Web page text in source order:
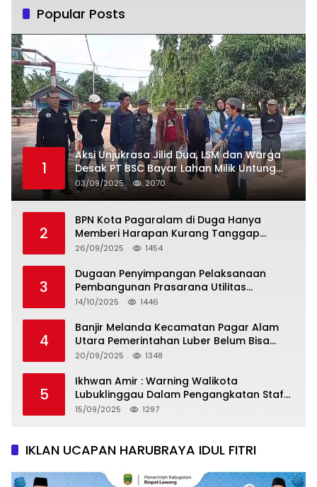
Popular Posts
1
Aksi Unjukrasa Jilid Dua, LSM dan Warga
Desak PT BSC Bayar Lahan Milik Untung
Suropati
03/09/2025 2070
2
BPN Kota Pagaralam di Duga Hanya
Memberi Harapan Kurang Tanggap
Terkait Sertifikat Tumpang Tindih
26/09/2025 1454
3
Dugaan Penyimpangan Pelaksanaan
Pembangunan Prasarana Utilitas
Permukiman Desa Pajar Bulan
14/10/2025 1446
4
Banjir Melanda Kecamatan Pagar Alam
Utara Pemerintahan Luber Belum Bisa
Mengatasi Banjir
20/09/2025 1348
5
Ikhwan Amir : Warning Walikota
Lubuklinggau Dalam Pengangkatan Staf
Khusus
15/09/2025 1297
IKLAN UCAPAN HARUBRAYA IDUL FITRI